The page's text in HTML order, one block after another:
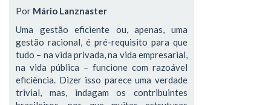
Por Mário Lanznaster
Uma gestão eficiente ou, apenas, uma
gestão racional, é pré-requisito para que
tudo – na vida privada, na vida empresarial,
na vida pública – funcione com razoável
eficiência. Dizer isso parece uma verdade
trivial, mas, indagam os contribuintes